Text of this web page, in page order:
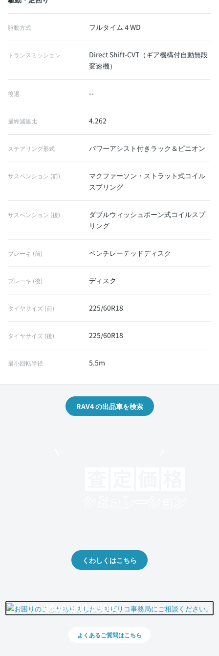
駆動方式 フルタイム４WD
トランスミッション
Direct Shift-CVT（ギア機構付自動無段
変速機）
後退 --
最終減速比 4.262
ステアリング形式 パワーアシスト付きラック＆ピニオン
サスペンション (前)
マクファーソン・ストラット式コイル
スプリング
サスペンション (後)
ダブルウィッシュボーン式コイルスプ
リング
ブレーキ (前) ベンチレーテッドディスク
ブレーキ (後) ディスク
タイヤサイズ (前) 225/60R18
タイヤサイズ (後) 225/60R18
最小回転半径 5.5m
RAV4 の出品車を検索
くわしくはこちら
0800-500-5500
よくあるご質問はこちら